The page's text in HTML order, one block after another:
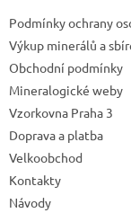
Podmínky ochrany
Výkup minerálů a
Obchodní podmínky
Mineralogické weby
Vzorkovna Praha 3
Doprava a platba
Velkoobchod
Kontakty
Návody